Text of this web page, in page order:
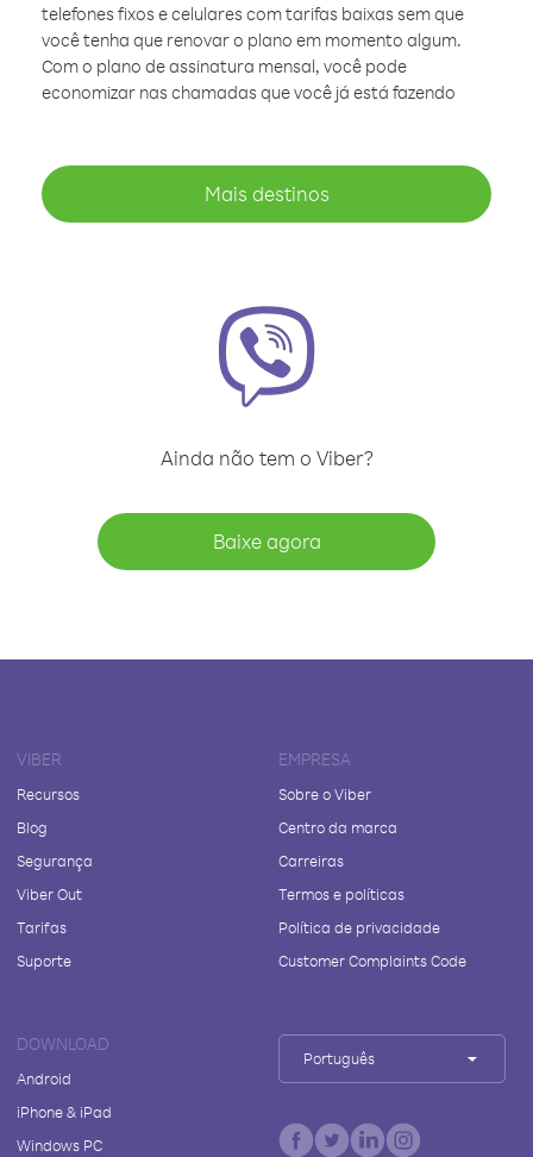
telefones fixos e celulares com tarifas baixas sem que
você tenha que renovar o plano em momento algum.
Com o plano de assinatura mensal, você pode
economizar nas chamadas que você já está fazendo
Mais destinos
Ainda não tem o Viber?
Baixe agora
VIBER
Recursos
Blog
Segurança
Viber Out
Tarifas
Suporte
EMPRESA
Sobre o Viber
Centro da marca
Carreiras
Termos e políticas
Política de privacidade
Customer Complaints Code
DOWNLOAD
Android
iPhone & iPad
Windows PC
Português